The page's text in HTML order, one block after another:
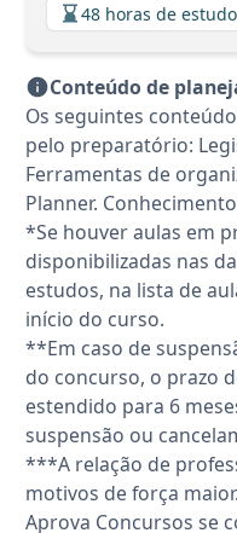
48 horas de estudo
Conteúdo de
Os seguintes
pelo preparatório:
Ferramentas de
Planner.
*Se houver aulas em
disponibilizadas nas
estudos, na lista de
início do curso.
**Em caso de
do concurso, o prazo
estendido para 6
suspensão ou
***A relação de
motivos de força
Aprova Concursos se